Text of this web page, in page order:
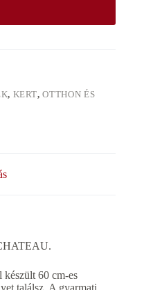
, KERT,OTTHON ÉS
60 cm-es